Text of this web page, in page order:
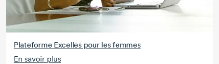
Plateforme Excelles pour les femmes
En savoir plus